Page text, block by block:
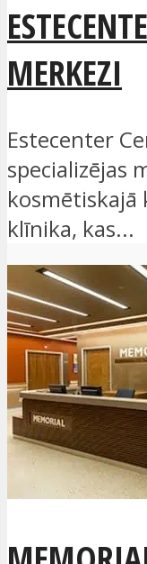
MERKEZI
Estecenter
specializējas
kosmētiskajā
klīnika, kas...